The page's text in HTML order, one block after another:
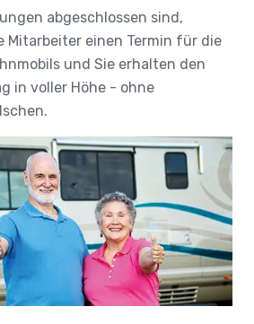
abgeschlossen sind,
Mitarbeiter einen Termin für die
und Sie erhalten den
in voller Höhe - ohne